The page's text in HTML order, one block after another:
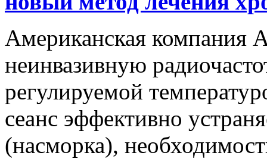
Американская компания
неинвазивную
регулируемой
сеанс эффективно
(насморка),